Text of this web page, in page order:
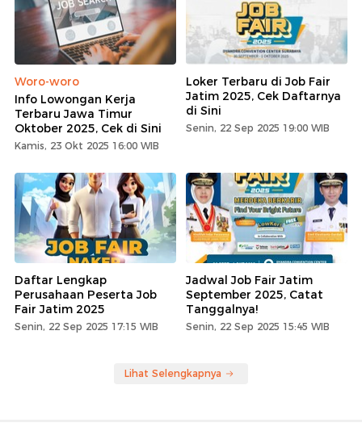
Woro-woro
Info Lowongan Kerja
Terbaru Jawa Timur
Oktober 2025, Cek di Sini
Kamis, 23 Okt 2025 16:00 WIB
Loker Terbaru di Job Fair
Jatim 2025, Cek Daftarnya
di Sini
Senin, 22 Sep 2025 19:00 WIB
Daftar Lengkap
Perusahaan Peserta Job
Fair Jatim 2025
Senin, 22 Sep 2025 17:15 WIB
Jadwal Job Fair Jatim
September 2025, Catat
Tanggalnya!
Senin, 22 Sep 2025 15:45 WIB
Lihat Selengkapnya